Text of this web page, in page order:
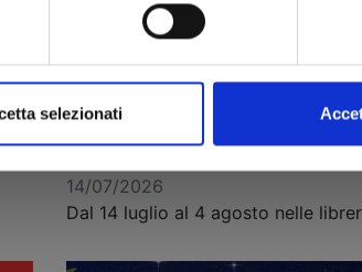
selezionati
MY HERO ACADEMIA: tre
14/07/2026
Dal 14 luglio al 4 agosto nelle